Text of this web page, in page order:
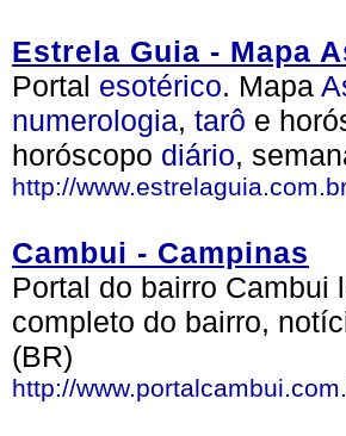
Estrela Guia - Mapa
Portal esotérico. Mapa
numerologia, tarô e
horóscopo diário,
http://
Cambui - Campinas
Portal do bairro Cambui
completo do bairro,
(BR)
http://